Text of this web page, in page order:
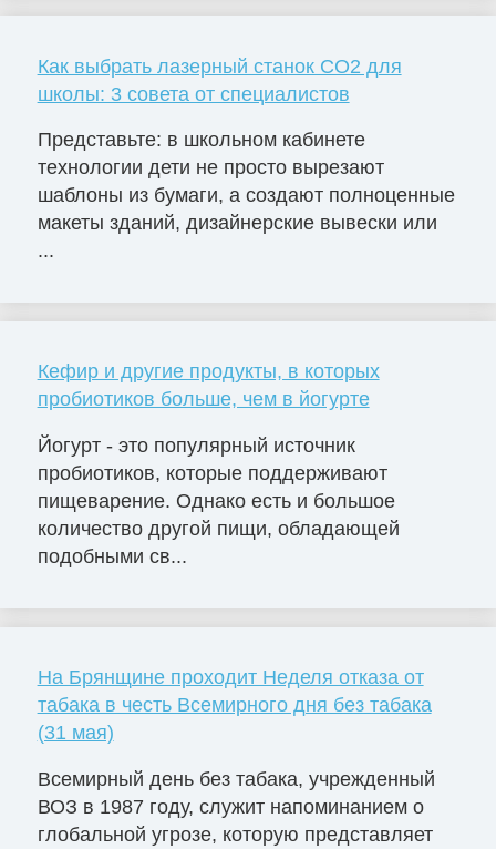
Как выбрать лазерный станок СО2 для
школы: 3 совета от специалистов
Представьте: в школьном кабинете
технологии дети не просто вырезают
шаблоны из бумаги, а создают полноценные
макеты зданий, дизайнерские вывески или
...
Кефир и другие продукты, в которых
пробиотиков больше, чем в йогурте
Йогурт - это популярный источник
пробиотиков, которые поддерживают
пищеварение. Однако есть и большое
количество другой пищи, обладающей
подобными св...
На Брянщине проходит Неделя отказа от
табака в честь Всемирного дня без табака
(31 мая)
Всемирный день без табака, учрежденный
ВОЗ в 1987 году, служит напоминанием о
глобальной угрозе, которую представляет